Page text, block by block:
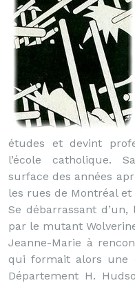
études et devint
l’école catholique.
surface des années
les rues de Montréal
Se débarrassant
par le mutant
Jeanne-Marie à
qui formait alors une
Département H.